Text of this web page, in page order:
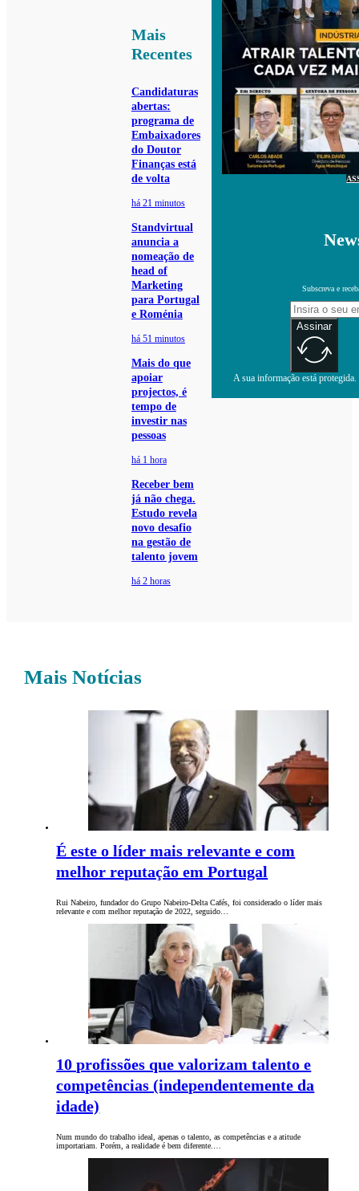
Mais
Recentes
Candidaturas
abertas:
programa de
Embaixadores
do Doutor
Finanças está
de volta
há 21 minutos
Standvirtual
anuncia a
nomeação de
head of
Marketing
para Portugal
e Roménia
há 51 minutos
Mais do que
apoiar
projectos, é
tempo de
investir nas
pessoas
há 1 hora
Receber bem
já não chega.
Estudo revela
novo desafio
na gestão de
talento jovem
há 2 horas
Subscreva e
Assinar
A sua informação está
Mais Notícias
É este o líder mais relevante e com
melhor reputação em Portugal
Rui Nabeiro, fundador do Grupo Nabeiro-Delta Cafés, foi considerado o líder mais
relevante e com melhor reputação de 2022, seguido…
10 profissões que valorizam talento e
competências (independentemente da
idade)
Num mundo do trabalho ideal, apenas o talento, as competências e a atitude
importariam. Porém, a realidade é bem diferente.…